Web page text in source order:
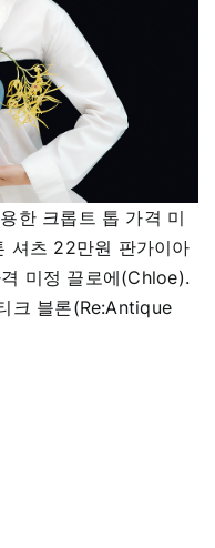
한 크롭트 톱 가격 미
셔츠 22만원 판가이아
미정 끌로에(Chloe).
크 블론(Re:Antique